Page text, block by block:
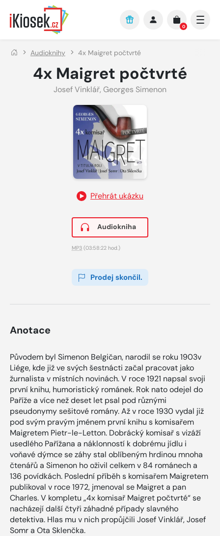
Přejít na hlavní obsah
0
Audioknihy 4x Maigret počtvrté
4x Maigret počtvrté
Josef Vinklář, Georges Simenon
Přehrát ukázku
Audiokniha
MP3 (03:58:22 hod.)
Prodej skončil.
Anotace
Původem byl Simenon Belgičan, narodil se roku 1903v
Liége, kde již ve svých šestnácti začal pracovat jako
žurnalista v místních novinách. V roce 1921 napsal svoji
první knihu, humoristický románek. Rok nato odejel do
Paříže a více než deset let psal pod různými
pseudonymy sešitové romány. Až v roce 1930 vydal již
pod svým pravým jménem první knihu s komisařem
Maigretem Pietr-le-Letton. Dobrácký komisař s vizáží
usedlého Pařížana a náklonností k dobrému jídlu i
voňavé dýmce se záhy stal oblíbeným hrdinou mnoha
čtenářů a Simenon ho oživil celkem v 84 románech a
136 povídkách. Poslední příběh s komisařem Maigretem
publikoval v roce 1972, jmenoval se Maigret a pan
Charles. V kompletu „4x komisař Maigret počtvrté“ se
nacházejí další čtyři záhadné případy slavného
detektiva. Hlas mu v nich propůjčili Josef Vinklář, Josef
Somr a Ota Sklenčka.